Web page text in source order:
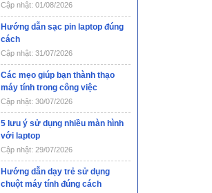
Cập nhật: 01/08/2026
Hướng dẫn sạc pin laptop đúng
cách
Cập nhật: 31/07/2026
Các mẹo giúp bạn thành thạo
máy tính trong công việc
Cập nhật: 30/07/2026
5 lưu ý sử dụng nhiều màn hình
với laptop
Cập nhật: 29/07/2026
Hướng dẫn dạy trẻ sử dụng
chuột máy tính đúng cách